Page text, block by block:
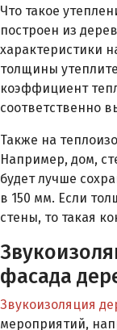
Что такое
построен из
характеристики
толщины
коэффициент
соответственно
Также на
Например, дом,
будет лучше
в 150 мм. Если
стены, то такая
фасада
Звукоизоляция
мероприятий,